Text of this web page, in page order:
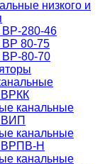
низкого и
ВР-280-46
ВР 80-75
ВР-80-70
ВРКК
канальные
ВИП
канальные
ВРПВ-Н
канальные